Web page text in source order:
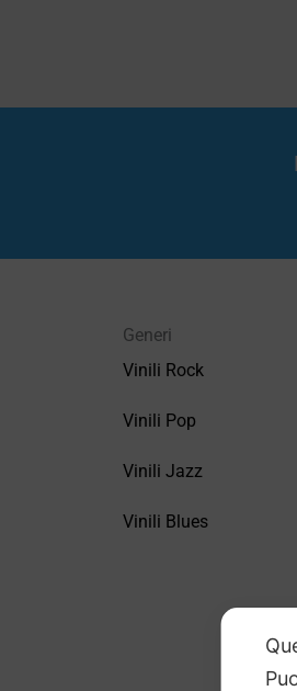
Generi
Vinili Rock
Vinili Pop
Vinili Jazz
Vinili Blues